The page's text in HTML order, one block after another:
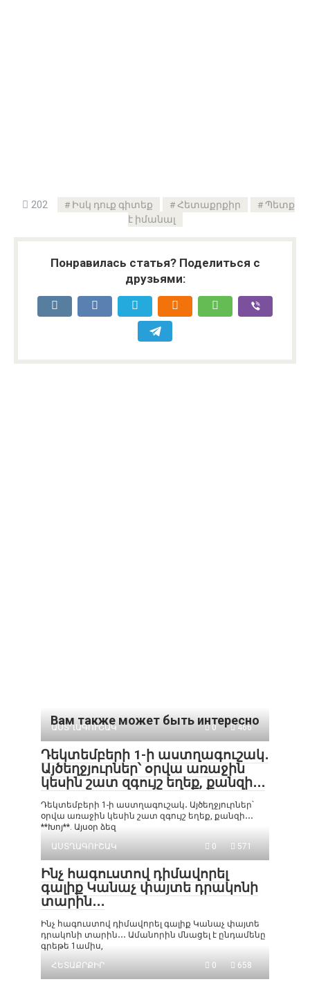
202 Իսկ դուք գիտեք Հետաքրքիր
Պետք
է իմանալ
Понравилась статья? Поделиться с
друзьями:
Вам также может быть интересно
ԱՍՏՂԱԳՈՒՇԱԿ 0 466
Դեկտեմբերի 1-ի աստղագուշակ․
Այծեղջյուրներ՝ օրվա առաջին
կեսին շատ զգույշ եղեք, քանզի․․․
Դեկտեմբերի 1-ի աստղագուշակ․ Այծեղջյուրներ՝
օրվա առաջին կեսին շատ զգույշ եղեք, քանզի․․․
**Խոյ**. Այսօր ձեզ
ԱՍՏՂԱԳՈՒՇԱԿ
0 571
Ինչ հագուստով դիմավորել
գալիք Կանաչ փայտե դրակոնի
տարին․․․
Ինչ հագուստով դիմավորել գալիք Կանաչ փայտե
դրակոնի տարին․․․ Ամանորին մնացել է ընդամենը
գրեթե 1ամիս,
ՀԵՏԱՔՐՔԻՐ
0 658